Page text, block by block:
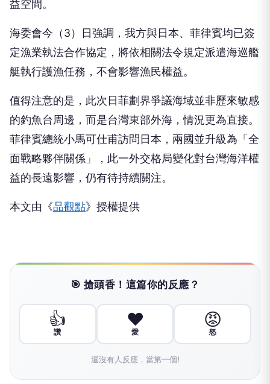
益空間。
海委會今（3）日強調，我方與日本、菲律賓均已簽
定漁業執法合作協定，將依相關法令規定派遣海巡艦
艇執行護漁任務，不會影響漁民權益。
值得注意的是，此次日菲劃界爭議海域並非歷來敏感
的釣魚台周邊，而是台灣東部外海，情況更為直接。
菲律賓總統小馬可仕甫訪問日本，兩國並升級為「全
面戰略夥伴關係」，此一外交格局變化對台灣海洋權
益的長遠影響，仍有待持續關注。
本文由《品觀點》授權提供
🎯 搶頭香！這篇你的反應？
👍
讚
❤️
愛
😡
怒
還沒有人反應，當第一個!